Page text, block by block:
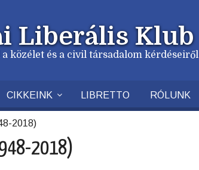
Liberális Klub
a közélet és a civil társadalom kérdéseiről
CIKKEINK LIBRETTO RÓLUNK
2018)
2018)